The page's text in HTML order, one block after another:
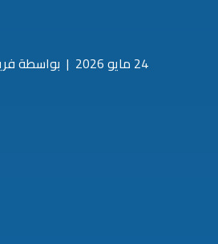
24 مايو 2026 | بواسطة